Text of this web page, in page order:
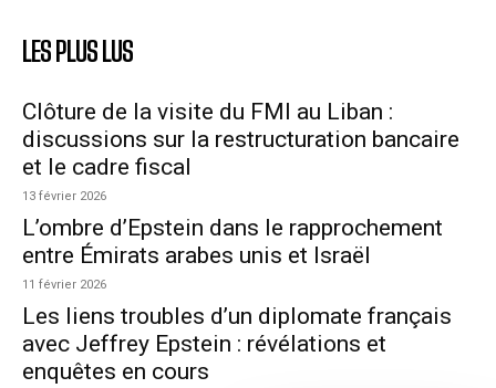
LES PLUS LUS
Clôture de la visite du FMI au Liban :
discussions sur la restructuration bancaire
et le cadre fiscal
13 février 2026
L’ombre d’Epstein dans le rapprochement
entre Émirats arabes unis et Israël
11 février 2026
Les liens troubles d’un diplomate français
avec Jeffrey Epstein : révélations et
enquêtes en cours